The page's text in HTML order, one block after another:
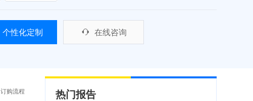
个性化定制 在线咨询
订购流程 热门报告